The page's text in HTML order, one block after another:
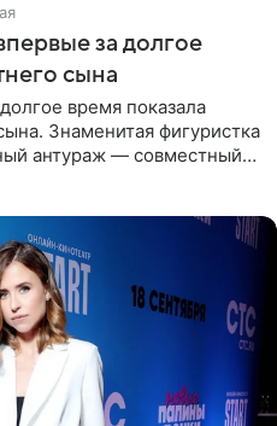
за долгое
сына
время показала
Знаменитая фигуристка
антураж — совместный